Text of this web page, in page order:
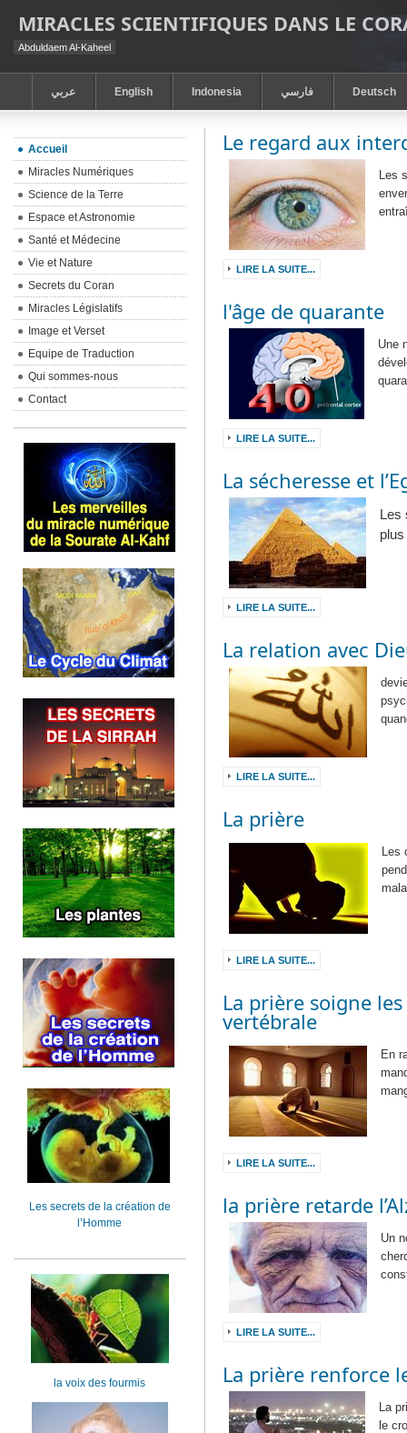
MIRACLES SCIENTIFIQUES DANS LE
Abduldaem Al-Kaheel
عربي English Indonesia فارسي Deutsch
Le regard aux
Les
LIRE LA SUITE...
l'âge de quarante
Une
LIRE LA SUITE...
La sécheresse et
Les
LIRE LA SUITE...
La relation avec
LIRE LA SUITE...
La prière
Les
LIRE LA SUITE...
La prière soigne
vertébrale
En
LIRE LA SUITE...
la prière retarde
Un
LIRE LA SUITE...
La prière renforce
La
le
Accueil
Miracles Numériques
Science de la Terre
Espace et Astronomie
Santé et Médecine
Vie et Nature
Secrets du Coran
Miracles Législatifs
Image et Verset
Equipe de Traduction
Qui sommes-nous
Contact
Les secrets de la création de
l’Homme
la voix des fourmis